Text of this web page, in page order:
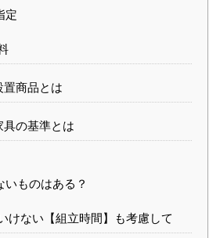
定
商品とは
の基準とは
ものはある？
けない【組立時間】も考慮して